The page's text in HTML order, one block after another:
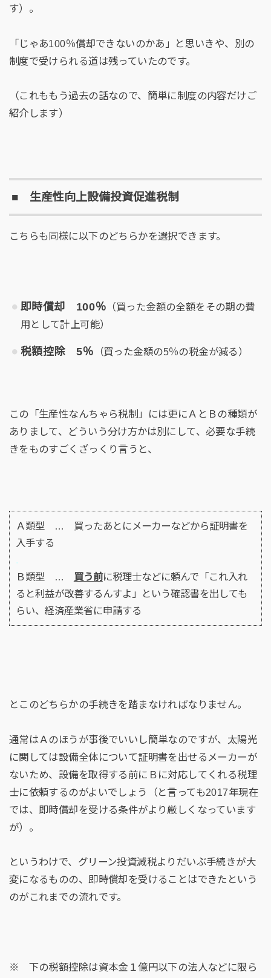
す）。
「じゃあ100％償却できないのかあ」と思いきや、別の
制度で受けられる道は残っていたのです。
（これももう過去の話なので、簡単に制度の内容だけご
紹介します）
■ 生産性向上設備投資促進税制
こちらも同様に以下のどちらかを選択できます。
即時償却 100％ （買った金額の全額をその期の費
用として計上可能）
税額控除 5％ （買った金額の5％の税金が減る）
この「生産性なんちゃら税制」には更にＡとＢの種類が
ありまして、どういう分け方かは別にして、必要な手続
きをものすごくざっくり言うと、
Ａ類型 … 買ったあとにメーカーなどから証明書を
入手する
.
Ｂ類型 …
買う前に税理士などに頼んで「これ入れ
ると利益が改善するんすよ」という確認書を出しても
らい、経済産業省に申請する
とこのどちらかの手続きを踏まなければなりません。
通常はＡのほうが事後でいいし簡単なのですが、太陽光
に関しては設備全体について証明書を出せるメーカーが
ないため、設備を取得する前にＢに対応してくれる税理
士に依頼するのがよいでしょう（と言っても2017年現在
では、即時償却を受ける条件がより厳しくなっています
が）。
というわけで、グリーン投資減税よりだいぶ手続きが大
変になるものの、即時償却を受けることはできたという
のがこれまでの流れです。
※ 下の税額控除は資本金１億円以下の法人などに限ら